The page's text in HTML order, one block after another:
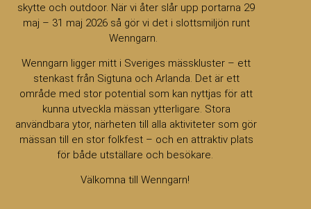
skytte och outdoor. När vi åter slår upp portarna 29
maj – 31 maj 2026 så gör vi det i slottsmiljön runt
Wenngarn.
Wenngarn ligger mitt i Sveriges mässkluster – ett
stenkast från Sigtuna och Arlanda. Det är ett
område med stor potential som kan nyttjas för att
kunna utveckla mässan ytterligare. Stora
användbara ytor, närheten till alla aktiviteter som gör
mässan till en stor folkfest – och en attraktiv plats
för både utställare och besökare.
Välkomna till Wenngarn!